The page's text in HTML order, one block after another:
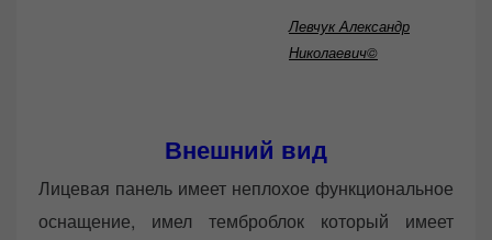
Левчук Александр
Николаевич©
Внешний вид
Лицевая панель имеет неплохое функциональное
оснащение, имел темброблок который имеет